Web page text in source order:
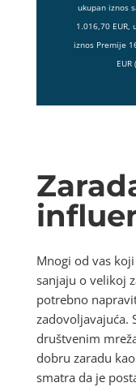
ukupan iznos
1.016,70 EUR,
iznos Premije
Mnogi od vas
sanjaju o velikoj
potrebno
zadovoljavajuća.
društvenim
dobru zaradu
smatra da je